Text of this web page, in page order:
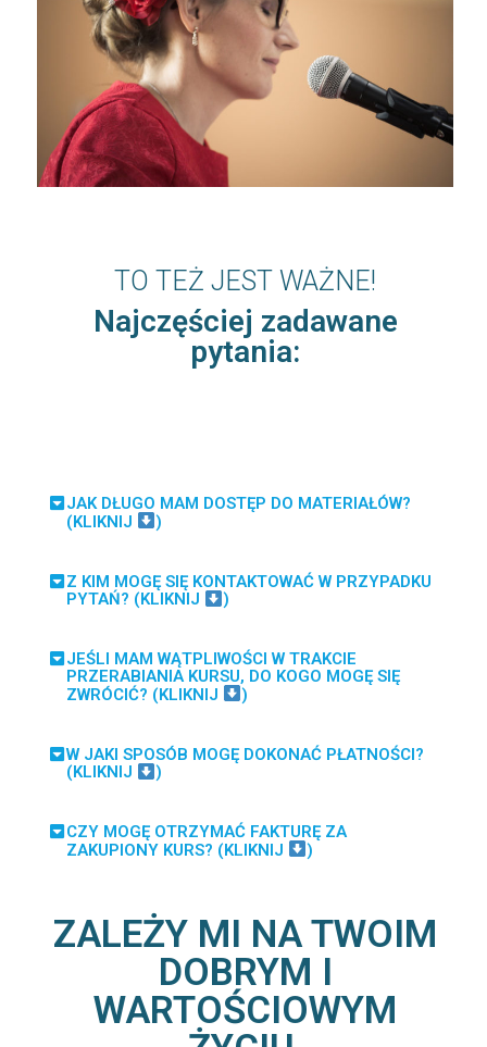
TO TEŻ JEST WAŻNE!
Najczęściej zadawane
pytania:
JAK DŁUGO MAM DOSTĘP DO MATERIAŁÓW?
(KLIKNIJ
)
Z KIM MOGĘ SIĘ KONTAKTOWAĆ W PRZYPADKU
PYTAŃ? (KLIKNIJ
)
JEŚLI MAM WĄTPLIWOŚCI W TRAKCIE
PRZERABIANIA KURSU, DO KOGO MOGĘ SIĘ
ZWRÓCIĆ? (KLIKNIJ
)
W JAKI SPOSÓB MOGĘ DOKONAĆ PŁATNOŚCI?
(KLIKNIJ
)
CZY MOGĘ OTRZYMAĆ FAKTURĘ ZA
ZAKUPIONY KURS? (KLIKNIJ
)
ZALEŻY MI NA TWOIM
DOBRYM I
WARTOŚCIOWYM